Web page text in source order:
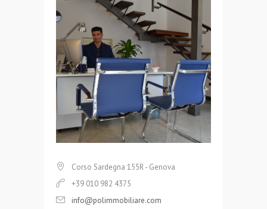
Corso Sardegna 155R - Genova
+39 010 982 4375
info@polimmobiliare.com